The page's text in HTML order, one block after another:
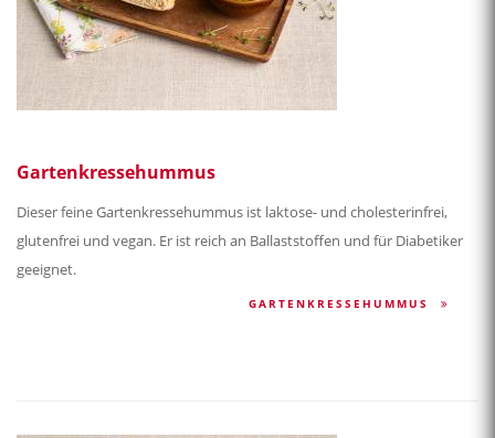
Gartenkressehummus
Dieser feine Gartenkressehummus ist laktose- und cholesterinfrei,
glutenfrei und vegan. Er ist reich an Ballaststoffen und für Diabetiker
geeignet.
GARTENKRESSEHUMMUS